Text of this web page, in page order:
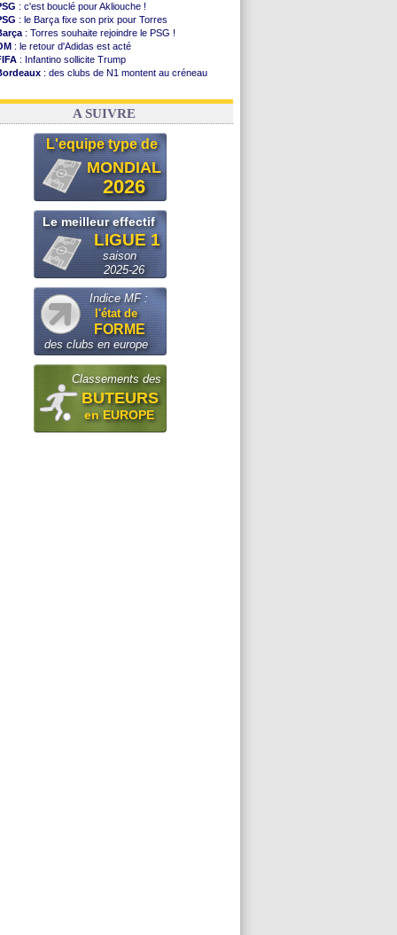
: c'est bouclé pour Akliouche !
: le Barça fixe son prix pour Torres
: Torres souhaite rejoindre le PSG !
: le retour d'Adidas est acté
: Infantino sollicite Trump
: des clubs de N1 montent au créneau
: le démenti de Leipzig pour Diomandé
A SUIVRE
L'equipe type de
MONDIAL
2026
Le meilleur effectif
LIGUE 1
saison
2025-26
Indice MF :
l'état de
FORME
des clubs en europe
Classements des
BUTEURS
en EUROPE